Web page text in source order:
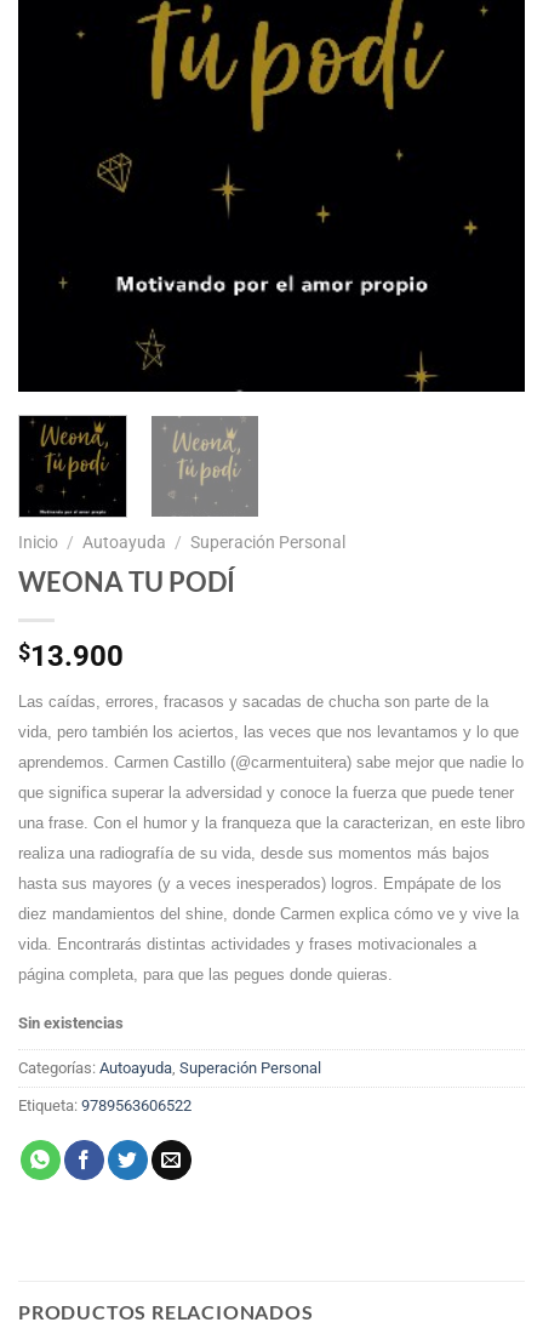
Inicio / Autoayuda / Superación Personal
WEONA TU PODÍ
$13.900
Las caídas, errores, fracasos y sacadas de chucha son parte de la
vida, pero también los aciertos, las veces que nos levantamos y lo que
aprendemos. Carmen Castillo (@carmentuitera) sabe mejor que nadie lo
que significa superar la adversidad y conoce la fuerza que puede tener
una frase. Con el humor y la franqueza que la caracterizan, en este libro
realiza una radiografía de su vida, desde sus momentos más bajos
hasta sus mayores (y a veces inesperados) logros. Empápate de los
diez mandamientos del shine, donde Carmen explica cómo ve y vive la
vida. Encontrarás distintas actividades y frases motivacionales a
página completa, para que las pegues donde quieras.
Sin existencias
Categorías: Autoayuda Superación Personal
Etiqueta: 9789563606522
PRODUCTOS RELACIONADOS